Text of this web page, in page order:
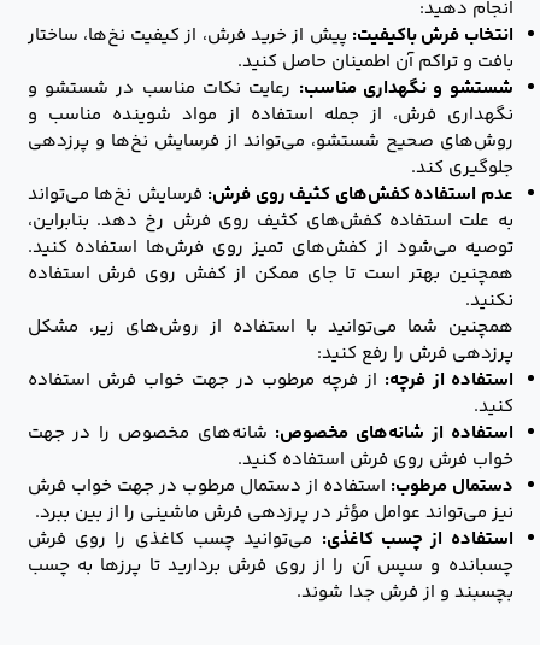
انجام دهید:
انتخاب فرش باکیفیت: پیش از خرید فرش، از کیفیت نخ‌ها، ساختار
بافت و تراکم آن اطمینان حاصل کنید.
شستشو و نگهداری مناسب: رعایت نکات مناسب در شستشو و
نگهداری فرش، از جمله استفاده از مواد شوینده مناسب و
روش‌های صحیح شستشو، می‌تواند از فرسایش نخ‌ها و پرزدهی
جلوگیری کند.
عدم استفاده کفش‌های کثیف روی فرش: فرسایش نخ‌ها می‌تواند
به علت استفاده‌ کفش‌های کثیف روی فرش رخ دهد. بنابراین،
توصیه می‌شود از کفش‌های تمیز روی فرش‌ها استفاده کنید.
همچنین بهتر است تا جای ممکن از کفش روی فرش استفاده
نکنید.
همچنین شما می‌توانید با استفاده از روش‌های زیر، مشکل
پرزدهی فرش را رفع کنید:
استفاده از فرچه: از فرچه مرطوب در جهت خواب فرش استفاده
کنید.
استفاده از شانه‌های مخصوص: شانه‌های مخصوص را در جهت
خواب فرش روی فرش استفاده کنید.
دستمال مرطوب: استفاده از دستمال مرطوب در جهت خواب فرش
نیز می‌تواند عوامل مؤثر در پرزدهی فرش ماشینی را از بین ببرد.
استفاده از چسب کاغذی: می‌توانید چسب کاغذی را روی فرش
چسبانده و سپس آن را از روی فرش بردارید تا پرزها به چسب
بچسبند و از فرش جدا شوند.